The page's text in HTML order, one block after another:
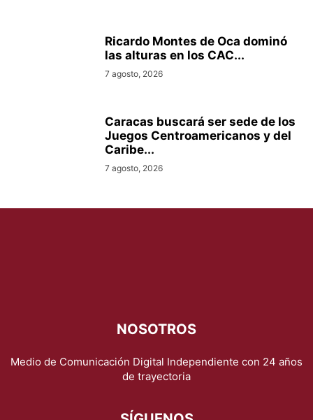
Ricardo Montes de Oca dominó
las alturas en los CAC...
7 agosto, 2026
Caracas buscará ser sede de los
Juegos Centroamericanos y del
Caribe...
7 agosto, 2026
NOSOTROS
Medio de Comunicación Digital Independiente con 24 años
de trayectoria